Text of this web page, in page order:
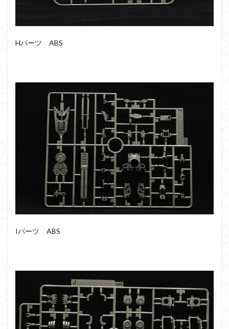
Hパーツ ABS
Iパーツ ABS